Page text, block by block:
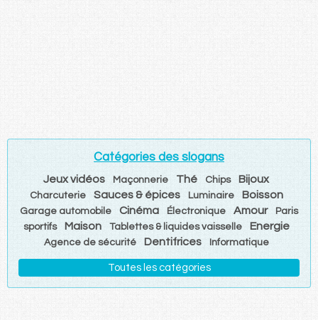
Catégories des slogans
Jeux vidéos Maçonnerie Thé Chips Bijoux
Charcuterie Sauces & épices Luminaire Boisson
Garage automobile Cinéma Électronique Amour
Paris
sportifs
Maison Tablettes & liquides vaisselle Energie
Agence de sécurité Dentifrices Informatique
Toutes les catégories